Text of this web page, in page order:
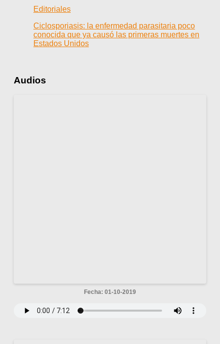
Editoriales
Ciclosporiasis: la enfermedad parasitaria poco
conocida que ya causó las primeras muertes en
Estados Unidos
Audios
Fecha: 01-10-2019